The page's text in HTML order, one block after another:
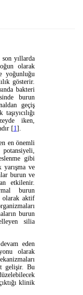
yıllarda
olarak
yoğunluğu
gösterir.
bakteri
burun
geçiş
iken,
[1].
en önemli
gibi
ve
burun ve
etkilenir.
burun
olarak aktif
burun
silia
eden
olarak
gelişir. Bu
klinik